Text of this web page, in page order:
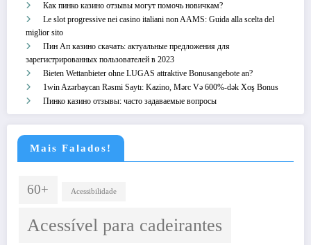
Как пинко казино отзывы могут помочь новичкам?
Le slot progressive nei casino italiani non AAMS: Guida alla scelta del
miglior sito
Пин Ап казино скачать: актуальные предложения для
зарегистрированных пользователей в 2023
Bieten Wettanbieter ohne LUGAS attraktive Bonusangebote an?
1win Azərbaycan Rəsmi Saytı: Kazino, Mərc Və 600%-dək Xoş Bonus
Пинко казино отзывы: часто задаваемые вопросы
Mais Falados!
60+ Acessibilidade
Acessível para cadeirantes